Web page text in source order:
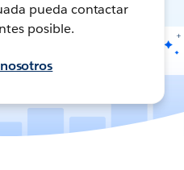
pueda contactar
posible.